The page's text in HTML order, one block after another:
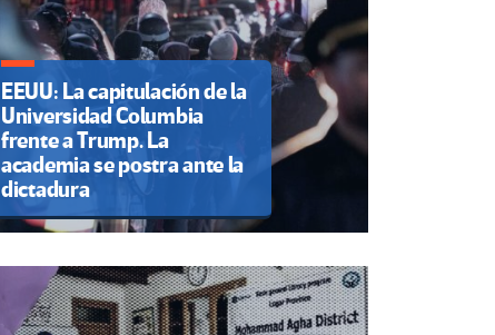
EEUU: La capitulación de la
Universidad Columbia
frente a Trump. La
academia se postra ante la
dictadura